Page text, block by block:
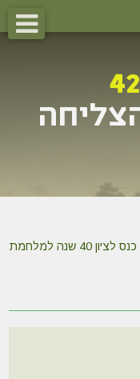
כנס לציון 40 שנה למלחמת